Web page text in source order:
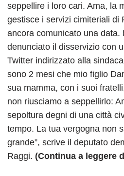
seppellire i loro cari. Ama, la
gestisce i servizi cimiteriali di
ancora comunicato una data.
denunciato il disservizio con
Twitter indirizzato alla
sono 2 mesi che mio figlio
sua mamma, con i suoi
non riusciamo a seppellirlo:
sepoltura degni di una città
tempo. La tua vergogna non
grande”, scrive il deputato
Raggi. (Continua a leggere